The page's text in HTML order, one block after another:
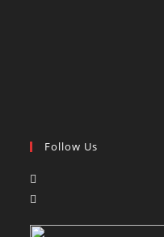
Follow Us